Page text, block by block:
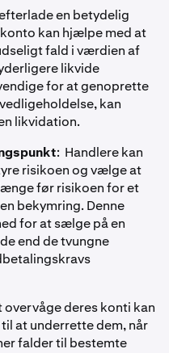
en betydelig
kan hjælpe med at
fald i værdien af
likvide
for at genoprette
kan
likvidation.
: Handlere kan
risikoen og vælge at
før risikoen for et
bekymring. Denne
for at sælge på en
end de tvungne
overvåge deres konti kan
at underrette dem, når
falder til bestemte